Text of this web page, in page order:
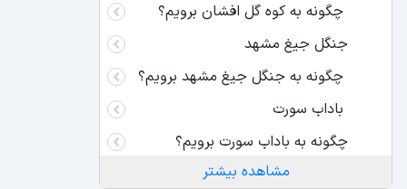
چگونه به کوه گل افشان برویم؟
جنگل جیغ مشهد
چگونه به جنگل جیغ مشهد برویم؟
باداب سورت
چگونه به باداب سورت برویم؟
مشاهده بیشتر